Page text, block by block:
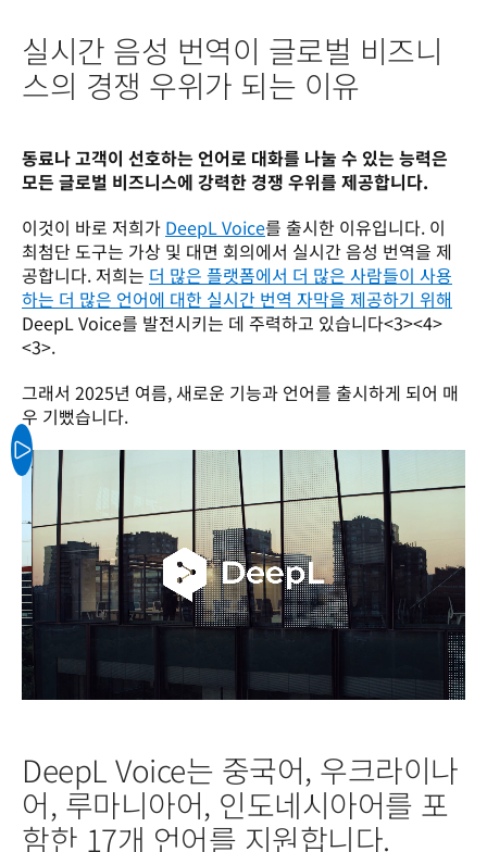
실시간 음성 번역이 글로벌 비즈니
스의 경쟁 우위가 되는 이유
동료나 고객이 선호하는 언어로 대화를 나눌 수 있는 능력은
모든 글로벌 비즈니스에 강력한 경쟁 우위를 제공합니다.
이것이 바로 저희가 DeepL Voice를 출시한 이유입니다. 이
최첨단 도구는 가상 및 대면 회의에서 실시간 음성 번역을 제
공합니다. 저희는 더 많은 플랫폼에서 더 많은 사람들이 사용
하는 더 많은 언어에 대한 실시간 번역 자막을 제공하기 위해
DeepL Voice를 발전시키는 데 주력하고 있습니다<3><4>
<3>.
그래서 2025년 여름, 새로운 기능과 언어를 출시하게 되어 매
우 기뻤습니다.
DeepL Voice는 중국어, 우크라이나
어, 루마니아어, 인도네시아어를 포
함한 17개 언어를 지원합니다.